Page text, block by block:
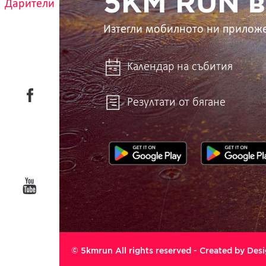
Дарители
Изтегли мобилното ни
Календар на събития
Резултати от бягане
© 5kmrun All rights reserved - Created by